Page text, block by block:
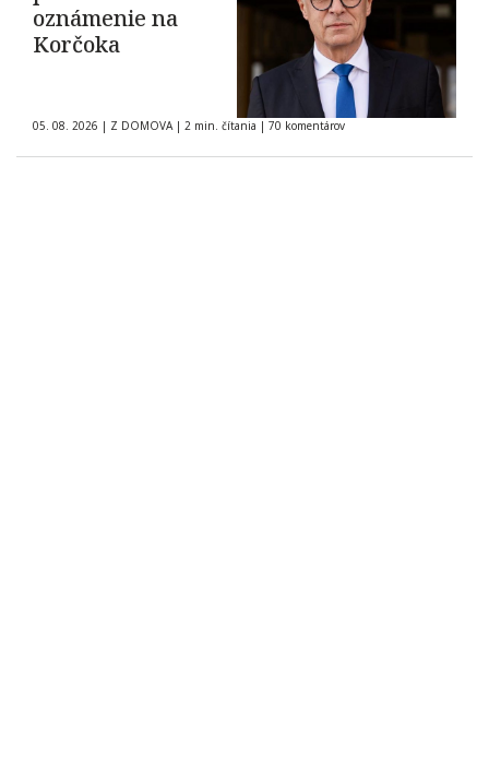
oznámenie na
Korčoka
05. 08. 2026 | Z DOMOVA | 2 min. čítania | 70 komentárov